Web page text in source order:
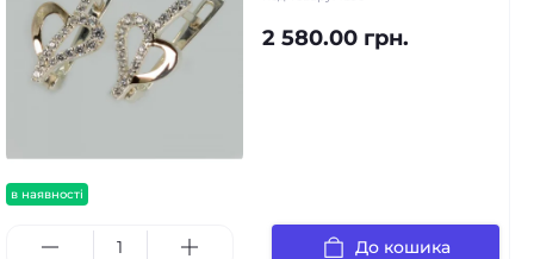
в наявності
2 580.00 грн.
До кошика